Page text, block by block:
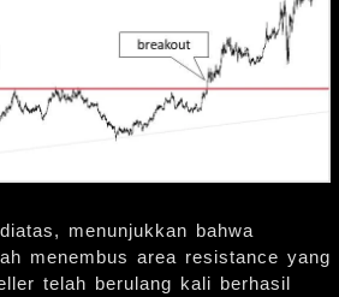
menunjukkan bahwa
menembus area resistance yang
telah berulang kali berhasil